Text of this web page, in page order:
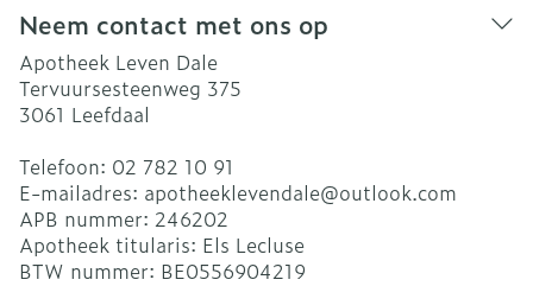
Neem contact met ons op
Apotheek Leven Dale
Tervuursesteenweg 375
3061 Leefdaal
Telefoon: 02 782 10 91
E-mailadres: apotheeklevendale@outlook.com
APB nummer: 246202
Apotheek titularis: Els Lecluse
BTW nummer: BE0556904219